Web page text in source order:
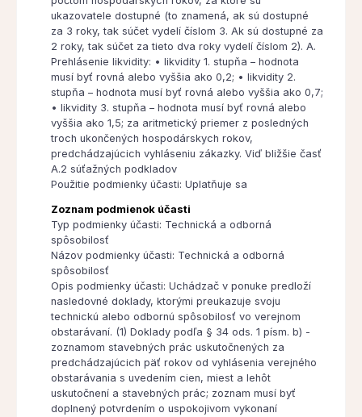
ukazovatele dostupné (to znamená, ak sú dostupné
za 3 roky, tak súčet vydelí číslom 3. Ak sú dostupné za
2 roky, tak súčet za tieto dva roky vydelí číslom 2). A.
Prehlásenie likvidity: • likvidity 1. stupňa – hodnota
musí byť rovná alebo vyššia ako 0,2; • likvidity 2.
stupňa – hodnota musí byť rovná alebo vyššia ako 0,7;
• likvidity 3. stupňa – hodnota musí byť rovná alebo
vyššia ako 1,5; za aritmetický priemer z posledných
troch ukončených hospodárskych rokov,
predchádzajúcich vyhláseniu zákazky. Viď bližšie časť
A.2 súťažných podkladov
Použitie podmienky účasti: Uplatňuje sa
Zoznam podmienok účasti
Typ podmienky účasti: Technická a odborná
spôsobilosť
Názov podmienky účasti: Technická a odborná
spôsobilosť
Opis podmienky účasti: Uchádzač v ponuke predloží
nasledovné doklady, ktorými preukazuje svoju
technickú alebo odbornú spôsobilosť vo verejnom
obstarávaní. (1) Doklady podľa § 34 ods. 1 písm. b) -
zoznamom stavebných prác uskutočnených za
predchádzajúcich päť rokov od vyhlásenia verejného
obstarávania s uvedením cien, miest a lehôt
uskutočnení a stavebných prác; zoznam musí byť
doplnený potvrdením o uspokojivom vykonaní